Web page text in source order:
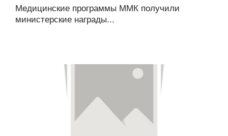
Медицинские программы ММК получили
министерские награды...